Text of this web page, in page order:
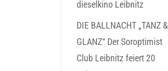
dieselkino Leibnitz
DIE BALLNACHT „TANZ &
GLANZ“ Der Soroptimist
Club Leibnitz feiert 20